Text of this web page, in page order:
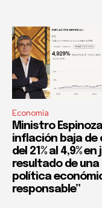
Economía
Ministro
inflación baja de
del 21% al 4,9% en
resultado de una
política
responsable”